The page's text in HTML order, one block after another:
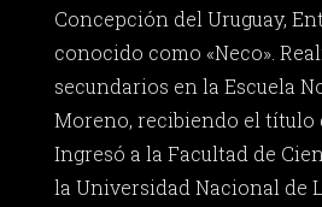
Concepción del Uruguay,
conocido como «Neco».
secundarios en la Escuela
Moreno, recibiendo el título
Ingresó a la Facultad de
la Universidad Nacional de